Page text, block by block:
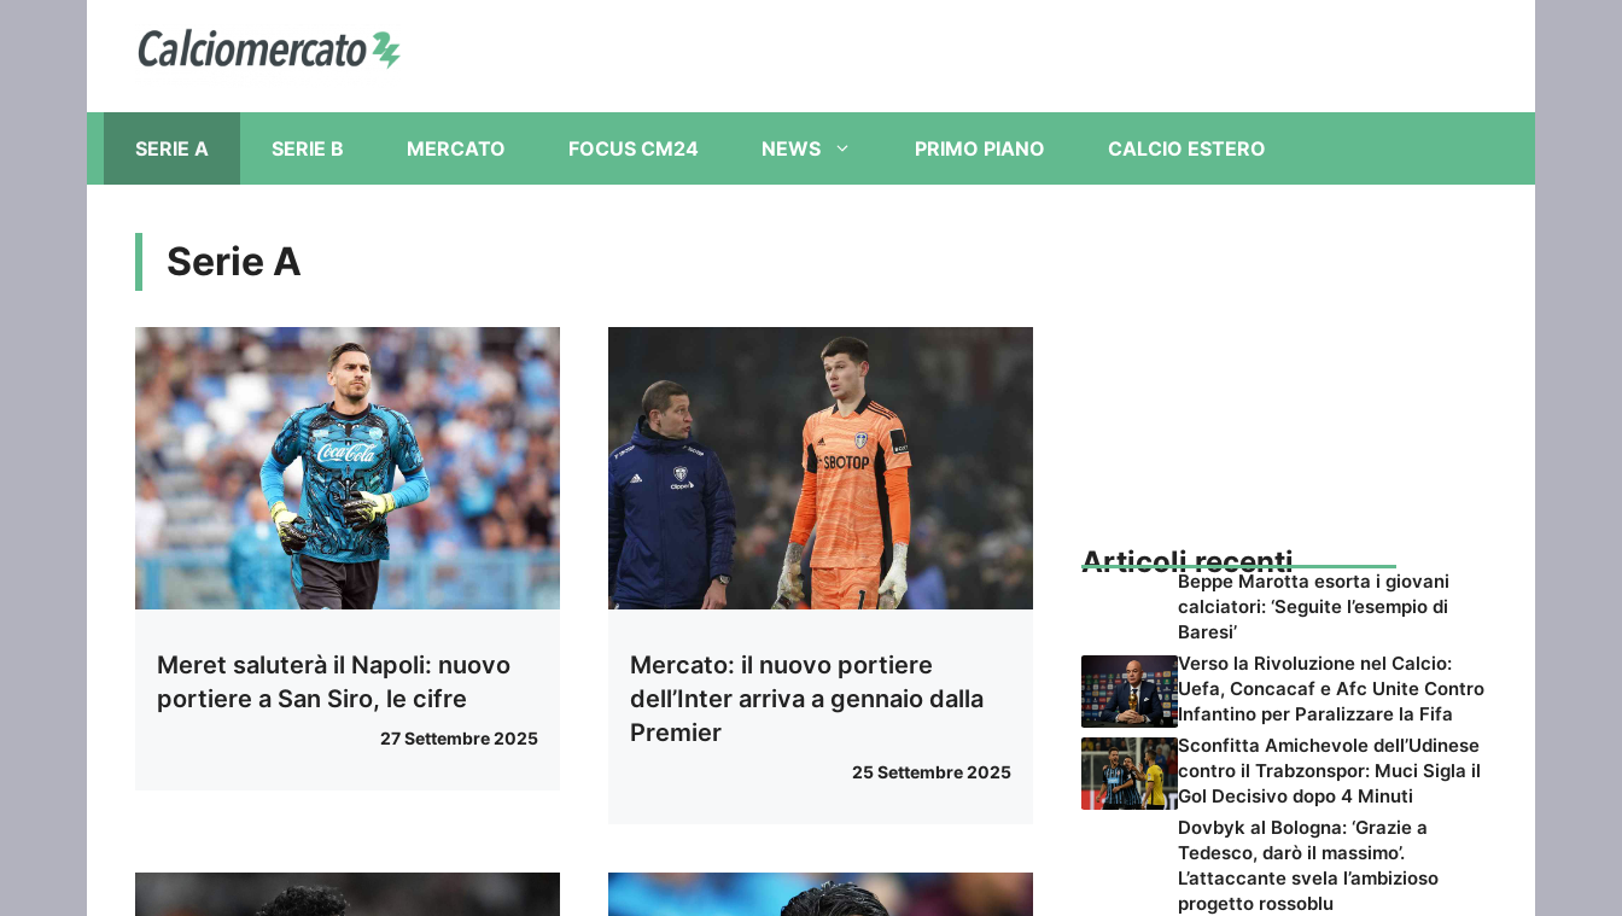
contenuto
SERIE A SERIE B MERCATO FOCUS CM24 NEWS PRIMO PIANO CALCIO ESTERO
Serie A
Meret saluterà il Napoli: nuovo
portiere a San Siro, le cifre
27 Settembre 2025
Mercato: il nuovo portiere
dell’Inter arriva a gennaio dalla
Premier
25 Settembre 2025
Articoli recenti
Beppe Marotta esorta i giovani
calciatori: ‘Seguite l’esempio di
Baresi’
Verso la Rivoluzione nel Calcio:
Uefa, Concacaf e Afc Unite Contro
Infantino per Paralizzare la Fifa
Sconfitta Amichevole dell’Udinese
contro il Trabzonspor: Muci Sigla il
Gol Decisivo dopo 4 Minuti
Dovbyk al Bologna: ‘Grazie a
Tedesco, darò il massimo’.
L’attaccante svela l’ambizioso
progetto rossoblu